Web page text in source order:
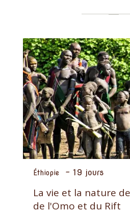
Éthiopie - 19 jours
La vie et la nature
de l'Omo et du Rift